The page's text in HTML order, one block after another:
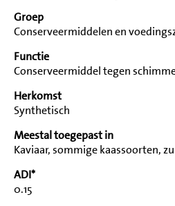
Groep
Conserveermiddelen en
Functie
Conserveermiddel tegen
Herkomst
Synthetisch
Meestal toegepast in
Kaviaar, sommige kaassoorten,
ADI*
0.15